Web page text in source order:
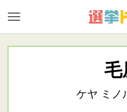
毛
ケヤ ミノ